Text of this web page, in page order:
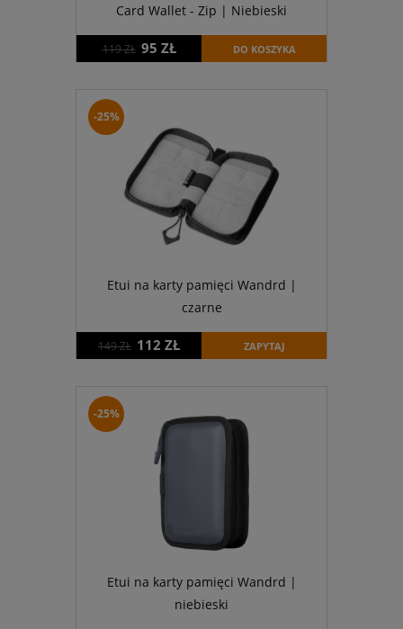
Card Wallet - Zip | Niebieski
119 ZŁ 95 ZŁ DO KOSZYKA
Etui na karty pamięci Wandrd |
czarne
149 ZŁ 112 ZŁ ZAPYTAJ
-25%
Etui na karty pamięci Wandrd |
niebieski
-25%